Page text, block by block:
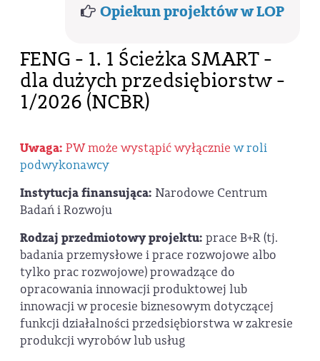
Opiekun projektów w LOP
FENG - 1. 1 Ścieżka SMART -
dla dużych przedsiębiorstw -
1/2026 (NCBR)
Uwaga: PW może wystąpić wyłącznie w roli
podwykonawcy
Instytucja finansująca: Narodowe Centrum
Badań i Rozwoju
Rodzaj przedmiotowy projektu: prace B+R (tj.
badania przemysłowe i prace rozwojowe albo
tylko prac rozwojowe) prowadzące do
opracowania innowacji produktowej lub
innowacji w procesie biznesowym dotyczącej
funkcji działalności przedsiębiorstwa w zakresie
produkcji wyrobów lub usług